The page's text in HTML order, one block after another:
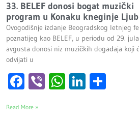
33. BELEF donosi bogat muzički
program u Konaku kneginje
Ovogodišnje izdanje Beogradskog letnjeg
poznatijeg kao BELEF, u periodu od 29.
avgusta donosi niz muzičkih događaja koji
odvijati u
Facebook
ViberWhatsApp
LinkedIn
Read More »